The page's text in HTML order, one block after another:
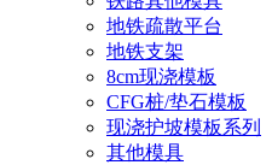
地铁疏散平台
地铁支架
8cm现浇模板
CFG桩/垫石模板
现浇护坡模板系列
其他模具